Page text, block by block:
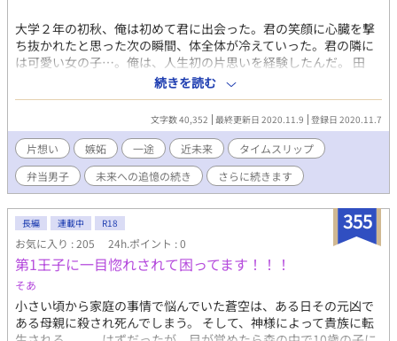
大学２年の初秋、俺は初めて君に出会った。君の笑顔に心臓を撃
ち抜かれたと思った次の瞬間、体全体が冷えていった。君の隣に
は可愛い女の子…。俺は、人生初の片思いを経験したんだ。 田
崎 駿也（たさき しゅんや）大学３年生 １年前に出会った男に
一目惚れ。以来、その男を追い続ける日々を送っている。 佐々
川 望（ささがわ のぞむ）大学２年生 男女を問わず友だちが
多い。大らかな性格で人気がある。 池田 美久（いけだ み
く）望の同級生。 望の彼女（？）。1番望に近い存在。 弁当男子
が初めて男に恋をした！？話です。 過激な表現はありませんが、
それを匂わせる表現が入ります（しかも他の方♀と！！）。ご注
意下さい。 「未来への追憶」の続編に位置する物語です。甘い話
はほぼ０です。駿也の視点で話が進みます。未読でも話を楽しめ
ますが（そ、そのはず…。）ぜひ、「未来への追憶」もご覧くだ
さい！！ 作中の初めと終わりに出てくるコウイチにご興味持たれ
た方は「未来も過去も」をどうぞ！！よろしくお願いします！
続きを読む
文字数 40,352 最終更新日 2020.11.9 登録日 2020.11.7
片想い 嫉妬 一途 近未来
タイムスリップ
弁当男子
未来への追憶の続き さらに続きます
355
長編 連載中 R18
お気に入り : 205 24h.ポイント : 0
第1王子に一目惚れされて困ってます！！！
そあ
小さい頃から家庭の事情で悩んでいた蒼空は、ある日その元凶で
ある母親に殺され死んでしまう。 そして、神様によって貴族に転